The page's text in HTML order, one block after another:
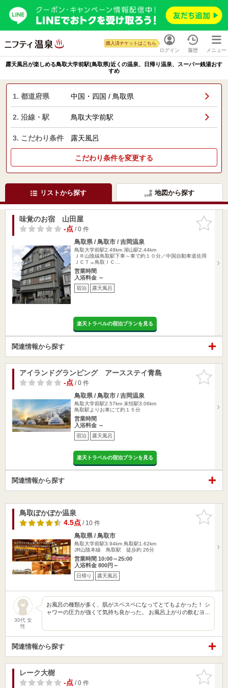
ログイン
購入済チケットはこちら
履歴 メニュー
露天風呂が楽しめる鳥取大学前駅(鳥取県)近くの温泉、日帰り温泉、スーパー銭湯おす
すめ
1. 都道府県 中国・四国 / 鳥取県
2. 沿線・駅 鳥取大学前駅
3. こだわり条件 露天風呂
こだわり条件を変更する
リストから探す 地図から探す
お気に入
りに追加
味覚のお宿 山田屋
-点/ 0 件
鳥取県 / 鳥取市 / 吉岡温泉
鳥取大学前駅2.49km 湖山駅2.44km
ＪＲ山陰線鳥取駅下車～車で約１０分／中国自動車道佐用
ＪＣＴ→鳥取ＩＣ…
営業時間
入浴料金 ～
宿泊 露天風呂
楽天トラベルの宿泊プランを見る
関連情報から探す
お気に入
りに追加
アイランドグランピング アースステイ青島
-点/ 0 件
鳥取県 / 鳥取市 / 吉岡温泉
鳥取大学前駅2.57km 末恒駅3.06km
鳥取駅よりお車にて約１５分
営業時間
入浴料金 ～
宿泊 露天風呂
楽天トラベルの宿泊プランを見る
関連情報から探す
お気に入
りに追加
鳥取ぽかぽか温泉
4.5点/ 10 件
鳥取県 / 鳥取市
鳥取大学前駅3.94km 鳥取駅1.62km
JR山陰本線 鳥取駅 徒歩約 26分
営業時間 10:00～25:00
入浴料金 800円～
日帰り 露天風呂
30代 女
性
お風呂の種類が多く、肌がスベスベになってとてもよかった！ シ
ャワーの圧力が強くて気持ち良かった。 お風呂上がりの飲むヨ…
関連情報から探す
お気に入
りに追加
レーク大樹
-点/ 0 件